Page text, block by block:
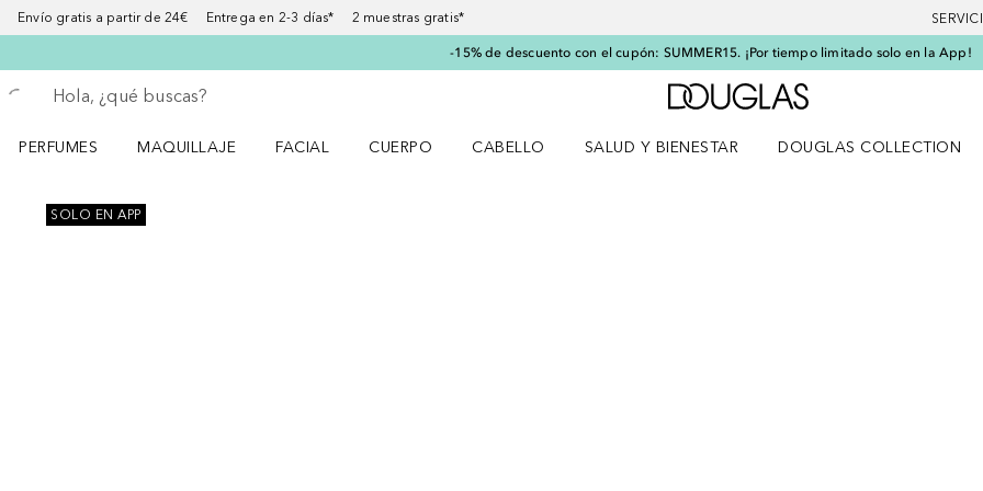
Envío gratis a partir de 24€ Entrega en 2-3 días* 2 muestras gratis*
-15% de descuento con el cupón: SUMMER15. ¡Por tiempo limitado solo en la App!
Regresar
Ejecutar búsqueda
A Douglas Home
PERFUMES
MAQUILLAJE
FACIAL
CUERPO
CABELLO
SALUD Y BIENESTAR
DOUGLAS COLLECTION
SOLO EN APP